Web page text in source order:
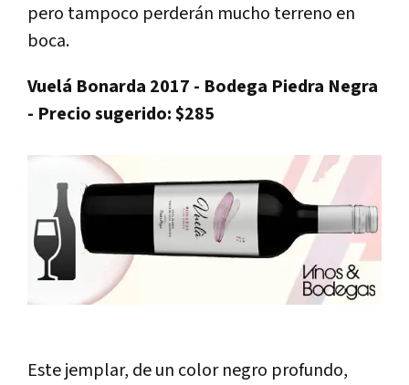
pero tampoco perderán mucho terreno en
boca.
Vuelá Bonarda 2017 - Bodega Piedra Negra
- Precio sugerido: $285
Este jemplar, de un color negro profundo,